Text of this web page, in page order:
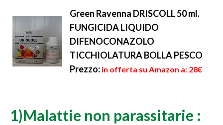
Green Ravenna DRISCOLL 50 ml.
FUNGICIDA LIQUIDO
DIFENOCONAZOLO
TICCHIOLATURA BOLLA PESCO
Prezzo: in offerta su Amazon a: 28€
1)Malattie non parassitarie :